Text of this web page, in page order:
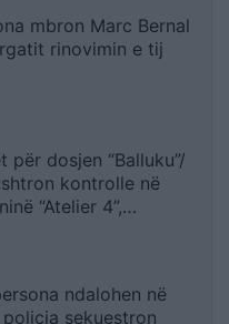
mbron Marc Bernal
rinovimin e tij
për dosjen “Balluku”/
kontrolle në
“Atelier 4”,
ndalohen në
policia sekuestron